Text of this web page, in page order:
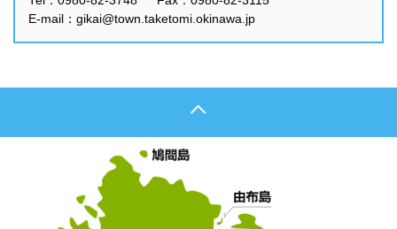
E-mail：gikai@town.taketomi.okinawa.jp